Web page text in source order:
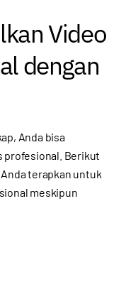
Video
dengan
Anda bisa
profesional. Berikut
terapkan untuk
meskipun